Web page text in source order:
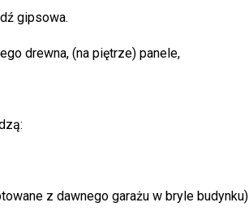
gipsowa.
drewna, (na piętrze) panele,
z dawnego garażu w bryle budynku)